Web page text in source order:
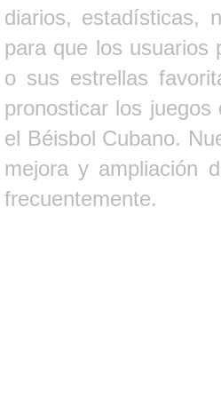
diarios, estadísticas,
para que los usuarios
o sus estrellas
pronosticar los
el Béisbol Cubano.
mejora y ampliación
frecuentemente.